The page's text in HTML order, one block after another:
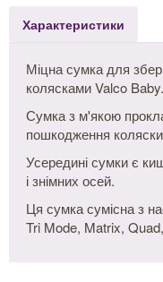
Характеристики
Міцна сумка для
колясками Valco Baby.
Сумка з м'якою
пошкодження
Усередині сумки є
і знімних осей.
Ця сумка сумісна з
Tri Mode, Matrix,